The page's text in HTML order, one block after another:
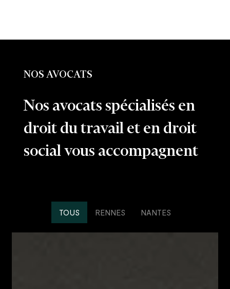
NOS AVOCATS
Nos avocats spécialisés en
droit du travail et en droit
social vous accompagnent
TOUS RENNES NANTES